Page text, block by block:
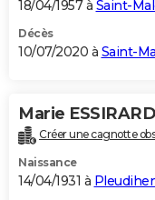
18/04/1957 à Saint-
Décès
10/07/2020 à Saint-
Marie ESSIRARD
Créer une cagnotte
Naissance
14/04/1931 à